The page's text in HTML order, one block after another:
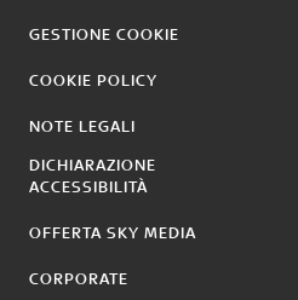
GESTIONE COOKIE
COOKIE POLICY
NOTE LEGALI
DICHIARAZIONE
ACCESSIBILITÀ
OFFERTA SKY MEDIA
CORPORATE